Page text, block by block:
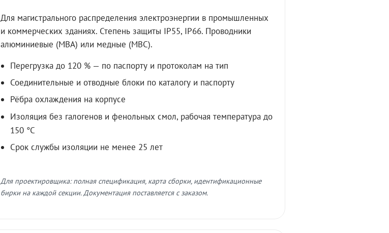
Для магистрального распределения электроэнергии в промышленных
и коммерческих зданиях. Степень защиты IP55, IP66. Проводники
алюминиевые (МВА) или медные (МВС).
Перегрузка до 120 % — по паспорту и протоколам на тип
Соединительные и отводные блоки по каталогу и паспорту
Рёбра охлаждения на корпусе
Изоляция без галогенов и фенольных смол, рабочая температура до
150 °C
Срок службы изоляции не менее 25 лет
Для проектировщика: полная спецификация, карта сборки, идентификационные
бирки на каждой секции. Документация поставляется с заказом.